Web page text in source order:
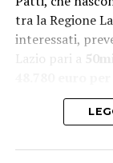
residenti e
la tutela della
litorale ancora
“La
tra la Regione
interessati,
Lazio pari a